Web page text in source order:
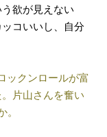
欲が見えない
コいいし、自分
ックンロールが富
片山さんを奮い